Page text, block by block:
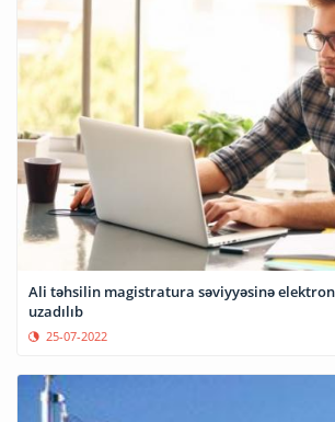
Ali təhsilin magistratura səviyyəsinə elektron
uzadılıb
25-07-2022